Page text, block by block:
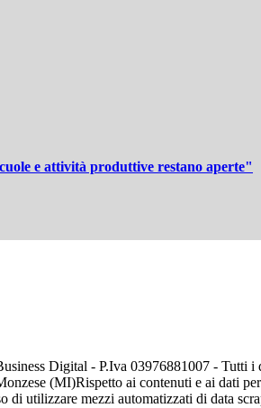
e attività produttive restano aperte"
Digital - P.Iva 03976881007 - Tutti
(MI)Rispetto ai contenuti e ai dati
di utilizzare mezzi automatizzati di data